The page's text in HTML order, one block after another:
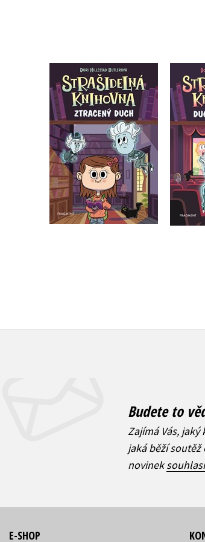
Strašidelná knihovna -
Ztracený duch
Dori Hillestad Butlerová
Do košíku
249 Kč
199 Kč
Budete to
Zajímá Vás,
jaká běží
novinek
E-SHOP